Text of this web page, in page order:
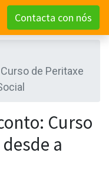
Contacta con nós
de Peritaxe
Curso
a